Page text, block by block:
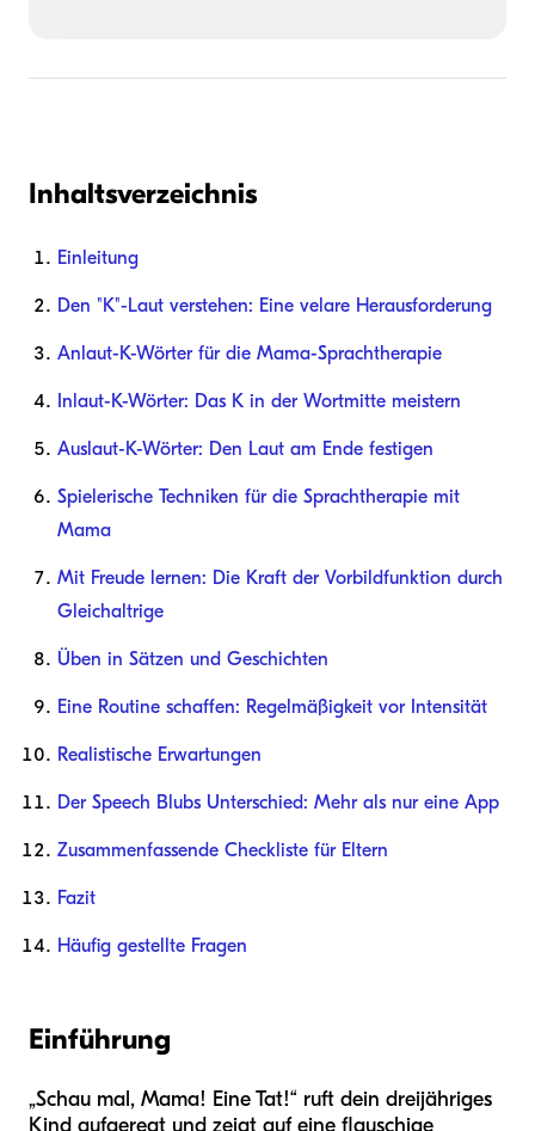
Inhaltsverzeichnis
Einleitung
Den "K"-Laut verstehen: Eine velare Herausforderung
Anlaut-K-Wörter für die Mama-Sprachtherapie
Inlaut-K-Wörter: Das K in der Wortmitte meistern
Auslaut-K-Wörter: Den Laut am Ende festigen
Spielerische Techniken für die Sprachtherapie mit
Mama
Mit Freude lernen: Die Kraft der Vorbildfunktion durch
Gleichaltrige
Üben in Sätzen und Geschichten
Eine Routine schaffen: Regelmäßigkeit vor Intensität
Realistische Erwartungen
Der Speech Blubs Unterschied: Mehr als nur eine App
Zusammenfassende Checkliste für Eltern
Fazit
Häufig gestellte Fragen
Einführung
„Schau mal, Mama! Eine Tat!“ ruft dein dreijähriges
Kind aufgeregt und zeigt auf eine flauschige